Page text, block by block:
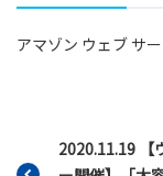
アマゾン ウェブ サ
2020.11.19 【